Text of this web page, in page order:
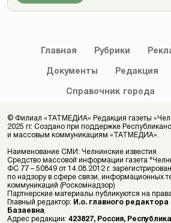
Главная Рубрики
Документы Редакция
Справочник города
© Филиал «ТАТМЕДИА» Редакция газеты
2025 гг. Создано при поддержке
и массовым коммуникациям «ТАТМЕДИА».
Наименование СМИ: Челнинские известия
Средство массовой информации газета
ФС 77 – 50849 от 14.08.2012 г.
по надзору в сфере связи, информационных
коммуникаций (Роскомнадзор)
Партнерские материалы публикуются на
Главный редактор: И.о. главного
Базаевна
Адрес редакции: 423827, Россия,